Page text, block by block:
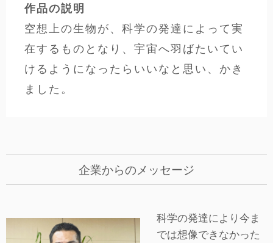
作品の説明
空想上の生物が、科学の発達によって実
在するものとなり、宇宙へ羽ばたいてい
けるようになったらいいなと思い、かき
ました。
企業からのメッセージ
科学の発達により今ま
では想像できなかった